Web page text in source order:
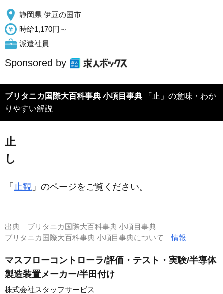
静岡県 伊豆の国市
時給1,170円～
派遣社員
Sponsored by
ブリタニカ国際大百科事典 小項目事典
りやすい解説
止
し
「 止観 」のページをご覧ください。
出典 ブリタニカ国際大百科事典 小項目事典
ブリタニカ国際大百科事典 小項目事典について情報
マスフローコントローラ/評価・テスト・実験/半導体
製造装置メーカー/半田付け
株式会社スタッフサービス